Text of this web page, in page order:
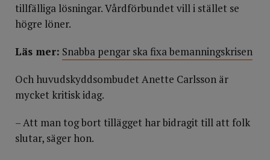
tillfälliga lösningar. Vårdförbundet vill i stället se
högre löner.
Läs mer: Snabba pengar ska fixa bemanningskrisen
Och huvudskyddsombudet Anette Carlsson är
mycket kritisk idag.
– Att man tog bort tillägget har bidragit till att folk
slutar, säger hon.